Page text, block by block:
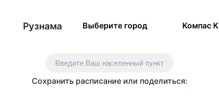
Рузнама Выберите город Компас
Введите Ваш населенный пункт
Сохранить расписание или поделиться: